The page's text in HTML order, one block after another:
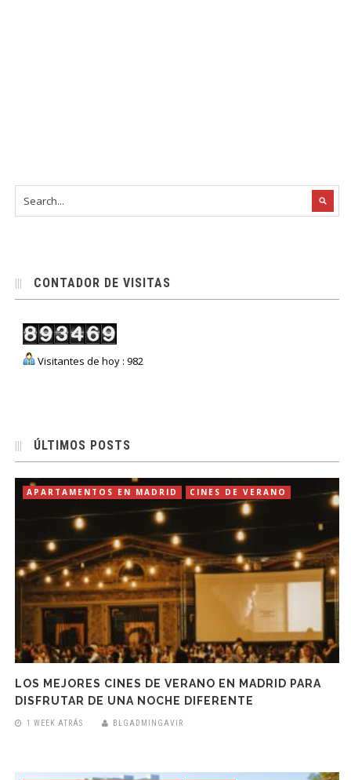
CONTADOR DE VISITAS
Visitantes de hoy : 982
ÚLTIMOS POSTS
APARTAMENTOS EN MADRID CINES DE VERANO
LOS MEJORES CINES DE VERANO EN MADRID PARA
DISFRUTAR DE UNA NOCHE DIFERENTE
1 WEEK ATRÁS BLGADMINGAVIR